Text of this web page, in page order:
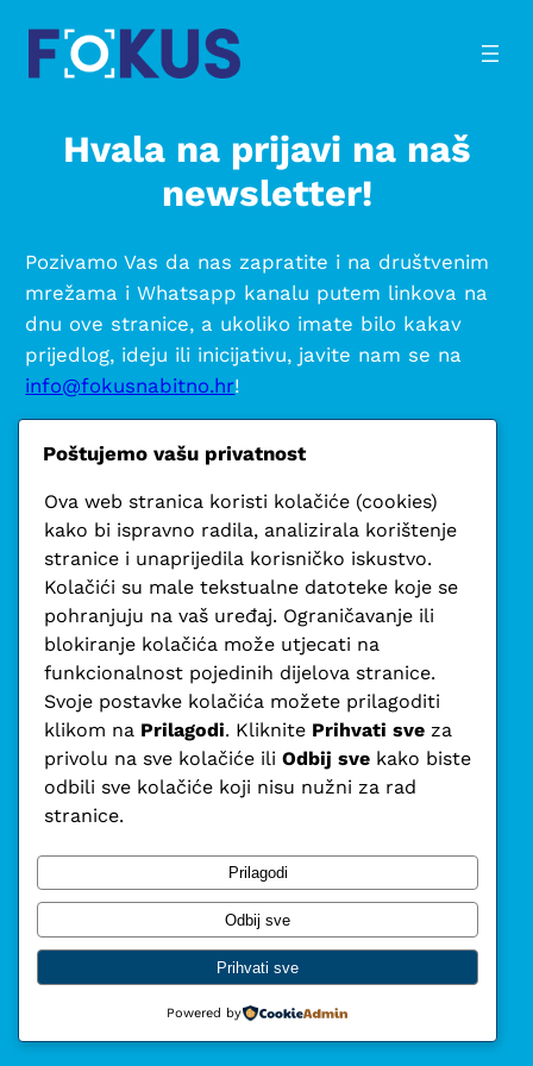
Hvala na prijavi na naš
newsletter!
Pozivamo Vas da nas zapratite i na društvenim
mrežama i Whatsapp kanalu putem linkova na
dnu ove stranice, a ukoliko imate bilo kakav
prijedlog, ideju ili inicijativu, javite nam se na
info@fokusnabitno.hr!
Vaš FOKUS
Fokus – hrvatska
liberalna stranka
Politika privatnosti
Facebook
LinkedIn
X YouTube
MailWhatsApp
Poštujemo vašu privatnost
Ova web stranica koristi kolačiće (cookies)
kako bi ispravno radila, analizirala korištenje
stranice i unaprijedila korisničko iskustvo.
Kolačići su male tekstualne datoteke koje se
pohranjuju na vaš uređaj. Ograničavanje ili
blokiranje kolačića može utjecati na
funkcionalnost pojedinih dijelova stranice.
Svoje postavke kolačića možete prilagoditi
klikom na Prilagodi. Kliknite Prihvati sve za
privolu na sve kolačiće ili Odbij sve kako biste
odbili sve kolačiće koji nisu nužni za rad
stranice.
Prilagodi
Odbij sve
Prihvati sve
Powered by